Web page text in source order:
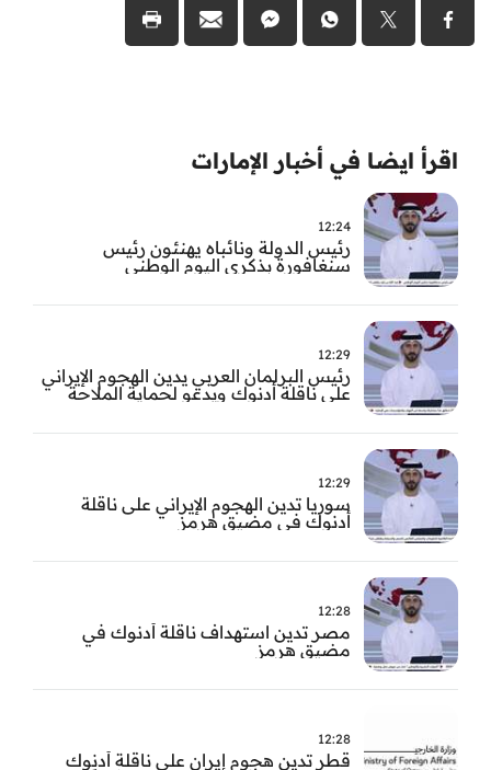
اقرأ ايضا في أخبار الإمارات
12:24
رئيس الدولة ونائباه يهنئون رئيس
سنغافورة بذكرى اليوم الوطني
12:29
رئيس البرلمان العربي يدين الهجوم الإيراني
على ناقلة أدنوك ويدعو لحماية الملاحة
12:29
سوريا تدين الهجوم الإيراني على ناقلة
أدنوك في مضيق هرمز ‏
12:28
مصر تدين استهداف ناقلة أدنوك في
مضيق هرمز
12:28
قطر تدين هجوم إيران على ناقلة أدنوك